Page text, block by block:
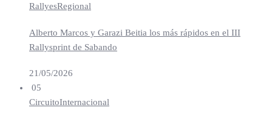
RallyesRegional
Alberto Marcos y Garazi Beitia los más rápidos en el III
Rallysprint de Sabando
21/05/2026
05
CircuitoInternacional